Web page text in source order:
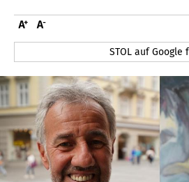
STOL auf Google